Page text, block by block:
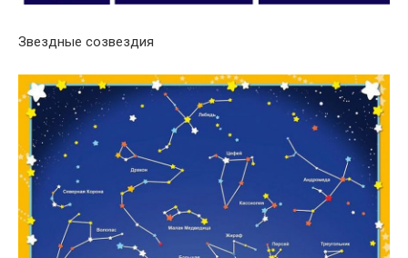
Звездные созвездия